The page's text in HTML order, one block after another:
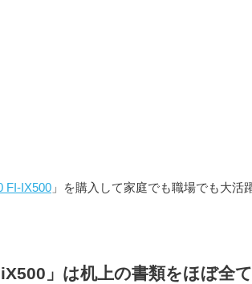
FI-IX500 」を購入して家庭でも職場でも大活
」は机上の書類をほぼ全